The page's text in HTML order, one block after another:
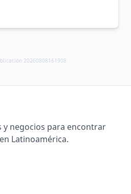
20260808161908
negocios para encontrar
Latinoamérica.